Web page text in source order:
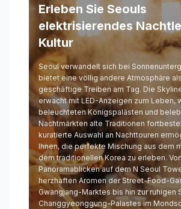
Erleben Sie Seouls
elektrisierendes
Kultur
Seoul verwandelt sich bei
bietet eine völlig andere Atmosphäre
geschäftige Treiben am Tag. Die
erwacht mit LED-Anzeigen zum Leben,
beleuchteten Königspalästen und
Nachtmärkten alte Traditionen
kuratierte Auswahl an Nachttouren
Ihnen, die perfekte Mischung aus dem
dem traditionellen Korea zu erleben.
Panoramablicken auf dem N Seoul
herzhaften Aromen der Street-Food-
Gwangjang-Marktes bis hin zur ruhigen
Changgyeonggung-Palastes im